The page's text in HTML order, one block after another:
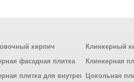
кирпич
Клинкерный
фасадная плитка
Клинкерная
плитка для внутренней отделки
Цокольная